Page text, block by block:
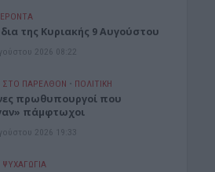
της Κυριακής 9 Αυγούστου
2026 08:22
ΣΤΟ ΠΑΡΕΛΘΟΝ • ΠΟΛΙΤΙΚΗ
πρωθυπουργοί που
πάμφτωχοι
2026 19:33
ΨΥΧΑΓΩΓΊΑ